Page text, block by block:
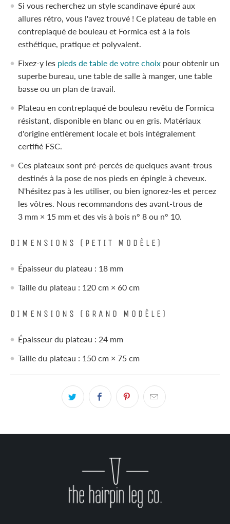
Si vous recherchez un style scandinave épuré aux
allures rétro, vous l'avez trouvé ! Ce plateau de table en
contreplaqué de bouleau et Formica est à la fois
esthétique, pratique et polyvalent.
Fixez-y les pieds de table de votre choix pour obtenir un
superbe bureau, une table de salle à manger, une table
basse ou un plan de travail.
Plateau en contreplaqué de bouleau revêtu de Formica
résistant, disponible en blanc ou en gris. Matériaux
d'origine entièrement locale et bois intégralement
certifié FSC.
Ces plateaux sont pré-percés de quelques avant-trous
destinés à la pose de nos pieds en épingle à cheveux.
N'hésitez pas à les utiliser, ou bien ignorez-les et percez
les vôtres. Nous recommandons des avant-trous de
3 mm × 15 mm et des vis à bois n° 8 ou n° 10.
DIMENSIONS (PETIT MODÈLE)
Épaisseur du plateau : 18 mm
Taille du plateau : 120 cm × 60 cm
DIMENSIONS (GRAND MODÈLE)
Épaisseur du plateau : 24 mm
Taille du plateau : 150 cm × 75 cm